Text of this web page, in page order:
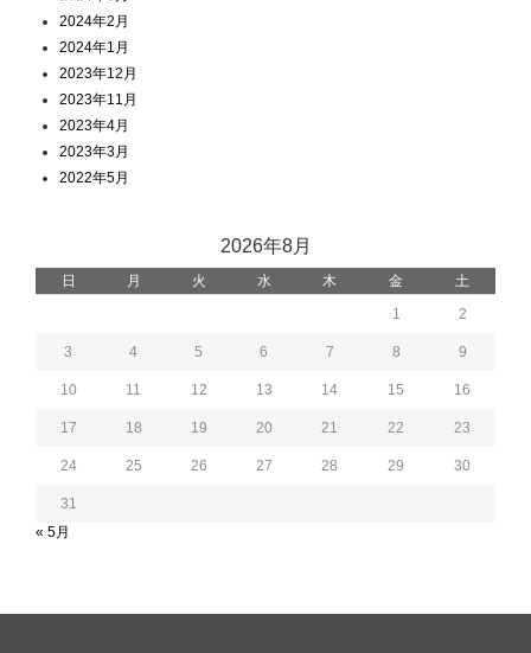
2024年2月
2024年1月
2023年12月
2023年11月
2023年4月
2023年3月
2022年5月
2026年8月
日 月 火 水 木 金
土
1
2
3 4 5 6 7 8 9
10 11 12 13 14 15 16
17 18 19 20 21 22 23
24 25 26 27 28 29 30
31
« 5月